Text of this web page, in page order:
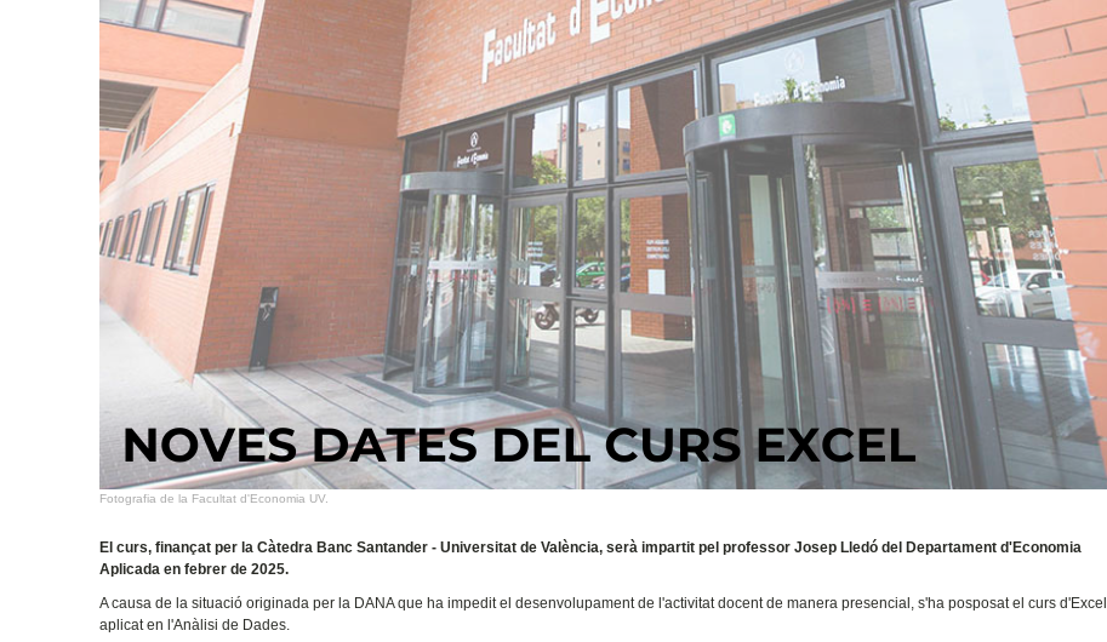
Fotografia de la Facultat d'Economia UV.
El curs, finançat per la Càtedra Banc Santander - Universitat de València, serà impartit pel professor Josep Lledó del Departament d'Economia
Aplicada en febrer de 2025.
A causa de la situació originada per la DANA que ha impedit el desenvolupament de l'activitat docent de manera presencial, s'ha posposat el curs d'Excel
aplicat en l'Anàlisi de Dades.